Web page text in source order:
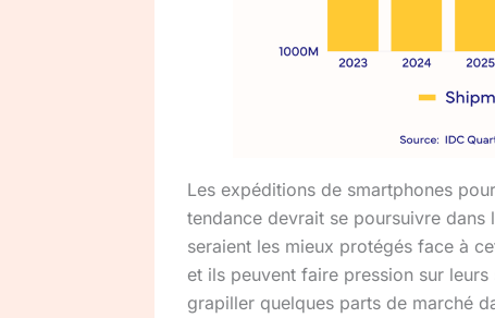
Les expéditions de smartphones
tendance devrait se poursuivre dans
seraient les mieux protégés face à
et ils peuvent faire pression sur
grapiller quelques parts de marché